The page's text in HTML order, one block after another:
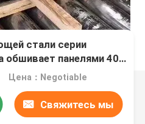
стали серии
обшивает панелями 409
Цена：Negotiable
Свяжитесь мы